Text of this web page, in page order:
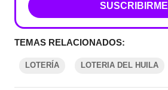
SUSCRIBIRME
TEMAS RELACIONADOS:
LOTERÍA LOTERIA DEL HUILA